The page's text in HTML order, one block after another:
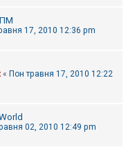
17, 2010 12:36 pm
« Пон травня 17, 2010 12:22
02, 2010 12:49 pm